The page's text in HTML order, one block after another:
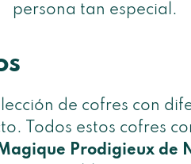
persona tan especial.
de cofres con
Todos estos cofres
Prodigieux de